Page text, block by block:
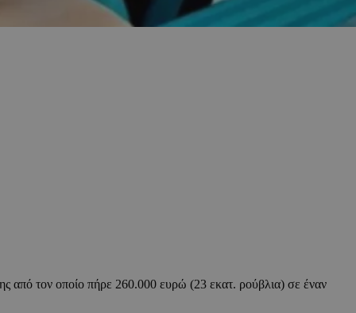
από τον οποίο πήρε 260.000 ευρώ (23 εκατ. ρούβλια) σε έναν